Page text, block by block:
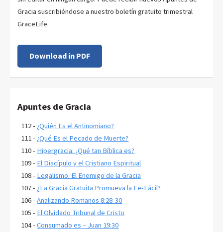
Gracia suscribiéndose a nuestro boletín gratuito trimestral
GraceLife.
Download in PDF
Apuntes de Gracia
112 - ¿Quién Es el Antinomiano?
111 - ¿Qué Es el Pecado de Muerte?
110 - Hipergracia: ¿Qué tan Bíblica es?
109 - El Discípulo y el Cristiano Espiritual
108 - Legalismo: El Enemigo de la Gracia
107 - ¿La Gracia Gratuita Promueva la Fe-Fácil?
106 -Analizando Romanos 8:28-30
105 - El Olvidado Tribunal de Cristo
104 -Consumado es – Juan 19:30